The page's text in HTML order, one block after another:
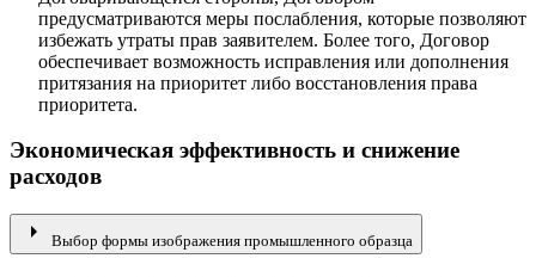
предусматриваются меры послабления, которые позволяют
избежать утраты прав заявителем. Более того, Договор
обеспечивает возможность исправления или дополнения
притязания на приоритет либо восстановления права
приоритета.
Экономическая эффективность и снижение
расходов
arrow_right Выбор формы изображения промышленного образца